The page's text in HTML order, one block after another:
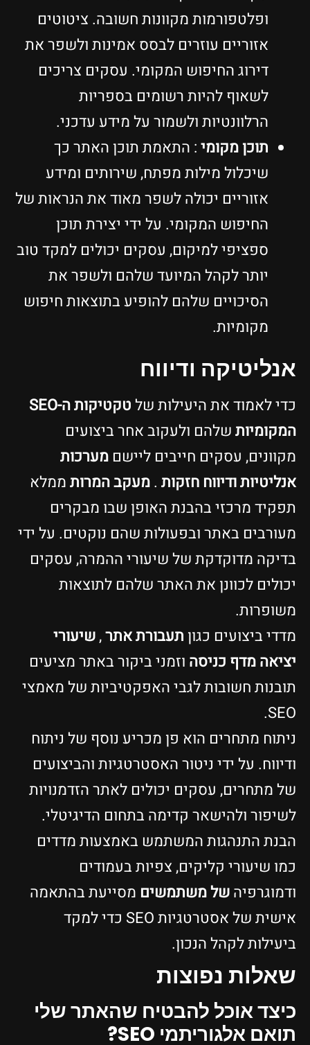
ופלטפורמות מקוונות חשובה. ציטוטים
אזוריים עוזרים לבסס אמינות ולשפר את
דירוג החיפוש המקומי. עסקים צריכים
לשאוף להיות רשומים בספריות
הרלוונטיות ולשמור על מידע עדכני.
תוכן מקומי: התאמת תוכן האתר כך
שיכלול מילות מפתח, שירותים ומידע
אזוריים יכולה לשפר מאוד את הנראות של
החיפוש המקומי. על ידי יצירת תוכן
ספציפי למיקום, עסקים יכולים למקד טוב
יותר לקהל המיועד שלהם ולשפר את
הסיכויים שלהם להופיע בתוצאות חיפוש
מקומיות.
אנליטיקה ודיווח
כדי לאמוד את היעילות של
טקטיקות ה-SEO
המקומיותשלהם ולעקוב אחר ביצועים
מקוונים, עסקים חייבים ליישם מערכות
אנליטיות ודיווח חזקות .מעקב המרותממלא
תפקיד מרכזי בהבנת האופן שבו מבקרים
מעורבים באתר ובפעולות שהם נוקטים. על ידי
בדיקה מדוקדקת של שיעורי ההמרה, עסקים
יכולים לכוונן את האתר שלהם לתוצאות
משופרות.
מדדי ביצועים כגון תעבורת אתר,שיעורי
יציאה מדף כניסה וזמני ביקור באתר מציעים
תובנות חשובות לגבי האפקטיביות של מאמצי
SEO.
ניתוח מתחרים הוא פן מכריע נוסף של ניתוח
ודיווח. על ידי ניטור האסטרטגיות והביצועים
של מתחרים, עסקים יכולים לאתר הזדמנויות
לשיפור ולהישאר קדימה בתחום הדיגיטלי.
הבנת התנהגות המשתמש באמצעות מדדים
כמו שיעורי קליקים, צפיות בעמודים
ודמוגרפיהשל משתמשים מסייעת בהתאמה
אישית של אסטרטגיות SEO כדי למקד
ביעילות לקהל הנכון.
שאלות נפוצות
כיצד אוכל להבטיח שהאתר שלי
תואם אלגוריתמי SEO?